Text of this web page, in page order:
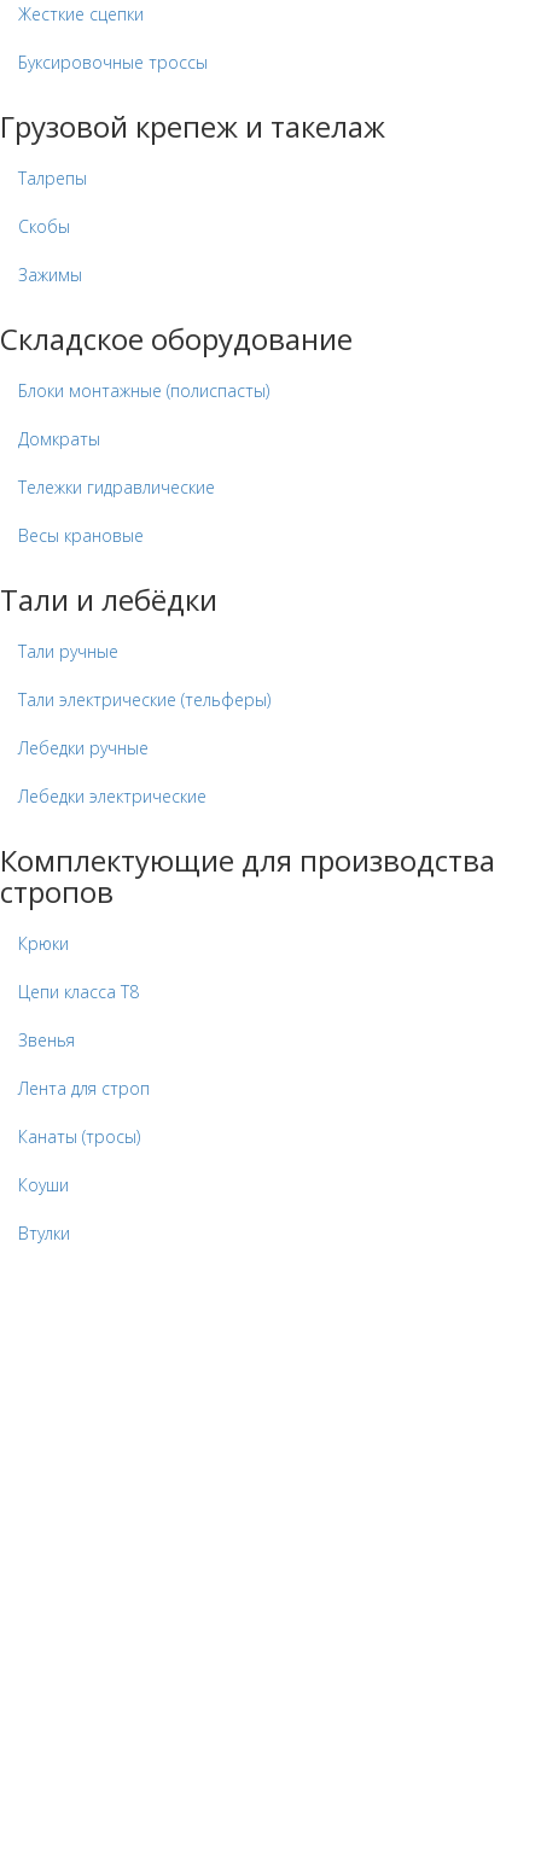
Жесткие сцепки
Буксировочные троссы
Грузовой крепеж и такелаж
Талрепы
Скобы
Зажимы
Складское оборудование
Блоки монтажные (полиспасты)
Домкраты
Тележки гидравлические
Весы крановые
Тали и лебёдки
Тали ручные
Тали электрические (тельферы)
Лебедки ручные
Лебедки электрические
Комплектующие для производства
стропов
Крюки
Цепи класса Т8
Звенья
Лента для строп
Канаты (тросы)
Коуши
Втулки